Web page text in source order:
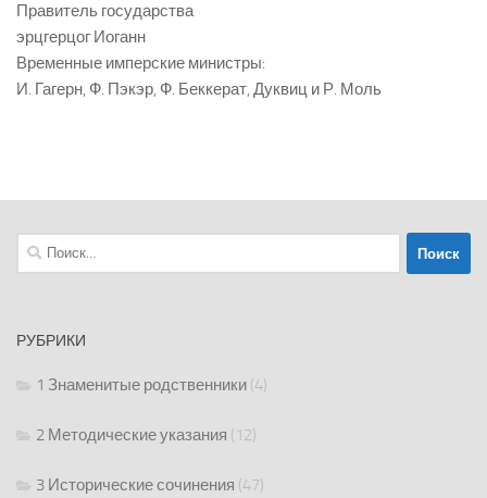
Правитель государства
эрцгерцог Иоганн
Временные имперские министры:
И. Гагерн, Ф. Пэкэр, Ф. Беккерат, Дуквиц и Р. Моль
Найти:
РУБРИКИ
1 Знаменитые родственники (4)
2 Методические указания (12)
3 Исторические сочинения (47)